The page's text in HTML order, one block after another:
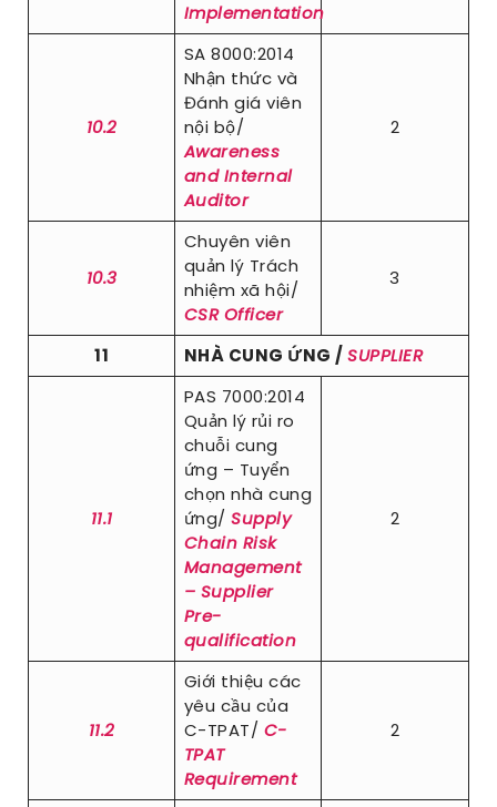
Implementation
10.2
SA 8000:2014
Nhận thức và
Đánh giá viên
nội bộ/
Awareness
and Internal
Auditor
2
10.3
Chuyên viên
quản lý Trách
nhiệm xã hội/
CSR Officer
3
11 NHÀ CUNG ỨNG / SUPPLIER
11.1
PAS 7000:2014
Quản lý rủi ro
chuỗi cung
ứng – Tuyển
chọn nhà cung
ứng/ Supply
Chain Risk
Management
– Supplier
Pre-
qualification
2
11.2
Giới thiệu các
yêu cầu của
C-TPAT/ C-
TPAT
Requirement
2